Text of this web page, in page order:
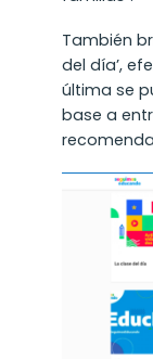
También
del día’,
última se
base a